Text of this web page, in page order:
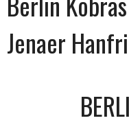
Jenaer